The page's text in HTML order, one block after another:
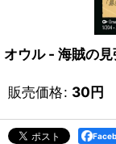
オウル - 海賊の
販売価格: 30円